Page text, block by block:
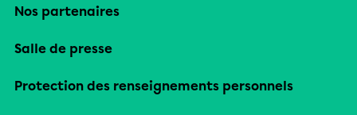
Nos partenaires
Salle de presse
Protection des renseignements personnels